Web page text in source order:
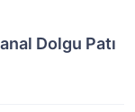
Dolgu Patı